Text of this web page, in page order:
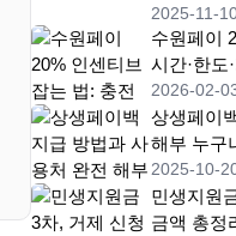
2025-11-
수원페이
시간·한도
2026-02-
상생페이
해부 누구
2025-10-
민생지원
금액 총정